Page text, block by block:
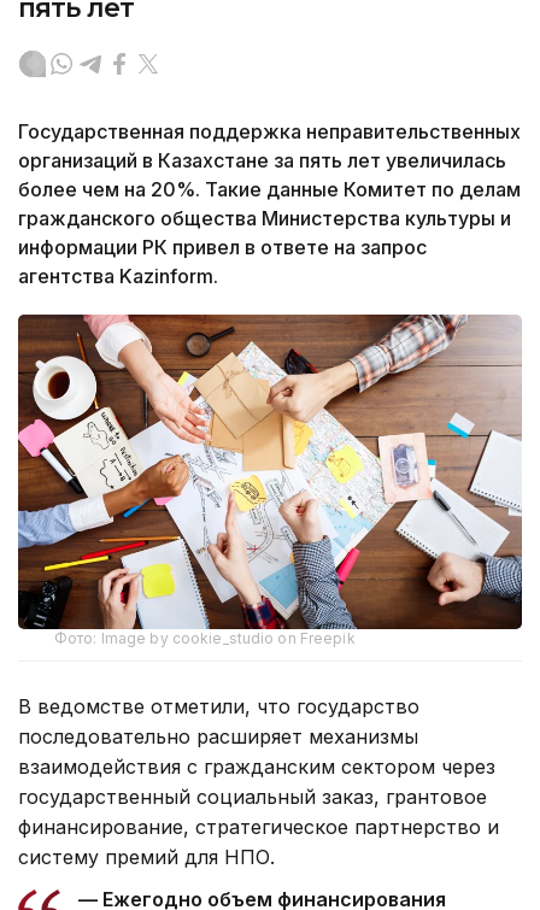
пять лет
Государственная поддержка неправительственных
организаций в Казахстане за пять лет увеличилась
более чем на 20%. Такие данные Комитет по делам
гражданского общества Министерства культуры и
информации РК привел в ответе на запрос
агентства Kazinform.
Фото: Image by cookie_studio on Freepik
В ведомстве отметили, что государство
последовательно расширяет механизмы
взаимодействия с гражданским сектором через
государственный социальный заказ, грантовое
финансирование, стратегическое партнерство и
систему премий для НПО.
— Ежегодно объем финансирования